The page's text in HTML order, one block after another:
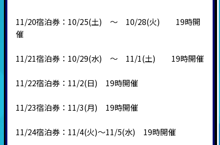
11/20宿泊券：10/25(土) ～ 10/28(火) 19時開
催
11/21宿泊券：10/29(水) ～ 11/1(土) 19時開催
11/22宿泊券：11/2(日) 19時開催
11/23宿泊券：11/3(月) 19時開催
11/24宿泊券：11/4(火)～11/5(水) 19時開催